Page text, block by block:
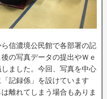
信濃境公民館で各部署の記
の写真データの提出やＷｅ
ました。今回、写真を中心
記録係」を設けています
離れてしまう場合もありま